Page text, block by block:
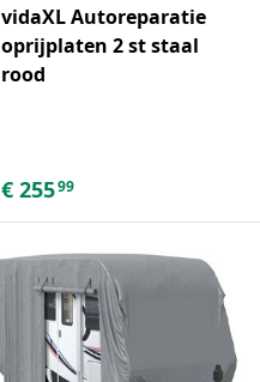
vidaXL Autoreparatie
oprijplaten 2 st staal
rood
€ 25599